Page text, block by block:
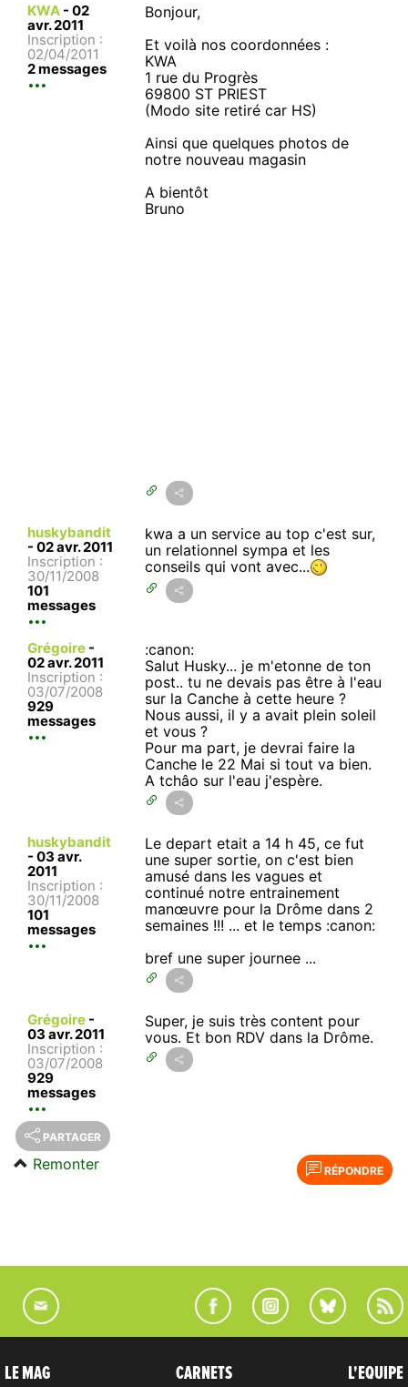
KWA - 02
avr. 2011
Inscription :
02/04/2011
2 messages
Bonjour,
Et voilà nos coordonnées :
KWA
1 rue du Progrès
69800 ST PRIEST
(Modo site retiré car HS)
Ainsi que quelques photos de
notre nouveau magasin
A bientôt
Bruno
huskybandit
- 02 avr. 2011
Inscription :
30/11/2008
101
messages
kwa a un service au top c'est sur,
un relationnel sympa et les
conseils qui vont avec...
Grégoire -
02 avr. 2011
Inscription :
03/07/2008
929
messages
:canon:
Salut Husky... je m'etonne de ton
post.. tu ne devais pas être à l'eau
sur la Canche à cette heure ?
Nous aussi, il y a avait plein soleil
et vous ?
Pour ma part, je devrai faire la
Canche le 22 Mai si tout va bien.
A tchâo sur l'eau j'espère.
huskybandit
- 03 avr.
2011
Inscription :
30/11/2008
101
messages
Le depart etait a 14 h 45, ce fut
une super sortie, on c'est bien
amusé dans les vagues et
continué notre entrainement
manœuvre pour la Drôme dans 2
semaines !!! ... et le temps :canon:
bref une super journee ...
Grégoire -
03 avr. 2011
Inscription :
03/07/2008
929
messages
Super, je suis très content pour
vous. Et bon RDV dans la Drôme.
PARTAGER
RÉPONDRE
Remonter
LE MAG CARNETS L'EQUIPE